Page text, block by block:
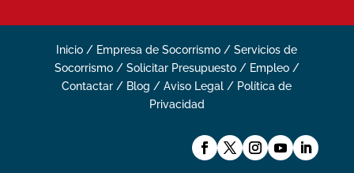
Inicio / Empresa de Socorrismo /Servicios de
Socorrismo/ Solicitar Presupuesto / Empleo/
Contactar / Blog /Aviso Legal / Política de
Privacidad